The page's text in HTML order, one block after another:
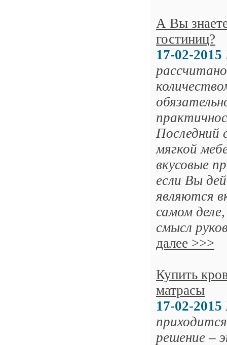
А Вы
гостиниц?
17-02-2015
Последний
мягкой
вкусовые
если Вы
являются
самом
смысл
далее >>>
Купить
матрасы
17-02-2015
решение –